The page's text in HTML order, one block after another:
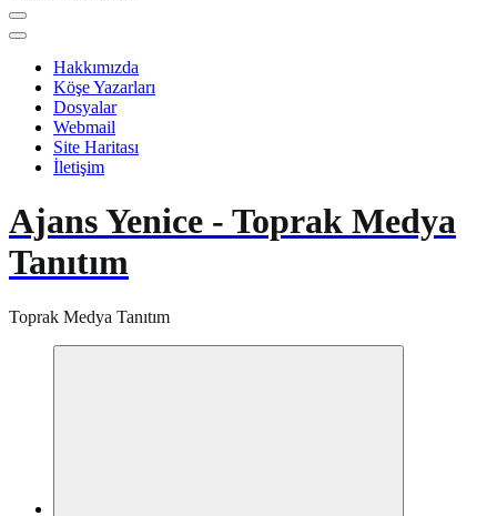
Hakkımızda
Köşe Yazarları
Dosyalar
Webmail
Site Haritası
İletişim
Ajans Yenice - Toprak Medya
Tanıtım
Toprak Medya Tanıtım